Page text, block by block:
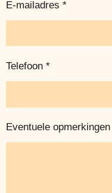
E-mailadres *
Telefoon *
Eventuele opmerkingen